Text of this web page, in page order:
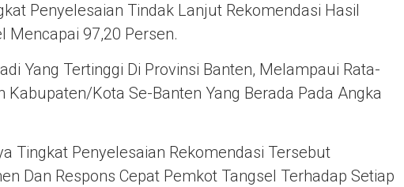
Penyelesaian Tindak Lanjut Rekomendasi Hasil
Mencapai 97,20 Persen.
Yang Tertinggi Di Provinsi Banten, Melampaui Rata-
Kabupaten/kota Se-Banten Yang Berada Pada Angka
Tingkat Penyelesaian Rekomendasi Tersebut
Dan Respons Cepat Pemkot Tangsel Terhadap Setiap